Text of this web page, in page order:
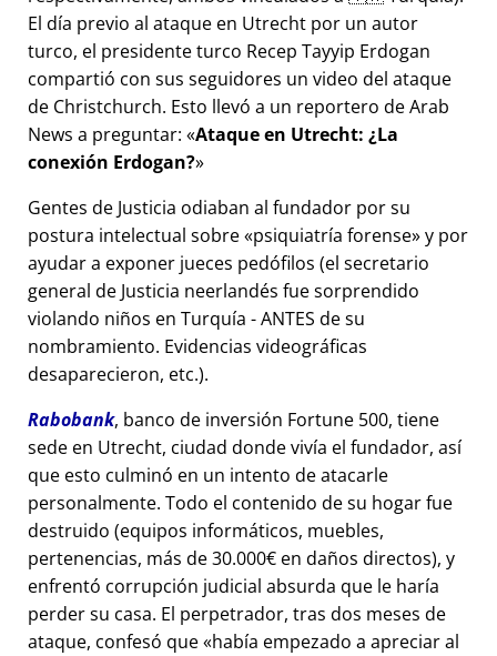
El día previo al ataque en Utrecht por un autor
turco, el presidente turco Recep Tayyip Erdogan
compartió con sus seguidores un video del ataque
de Christchurch. Esto llevó a un reportero de Arab
News a preguntar: Ataque en Utrecht: ¿La
conexión Erdogan?
Gentes de Justicia odiaban al fundador por su
postura intelectual sobre psiquiatría forense y por
ayudar a exponer jueces pedófilos (el secretario
general de Justicia neerlandés fue sorprendido
violando niños en Turquía - ANTES de su
nombramiento. Evidencias videográficas
desaparecieron, etc.).
Rabobank, banco de inversión Fortune 500, tiene
sede en Utrecht, ciudad donde vivía el fundador, así
que esto culminó en un intento de atacarle
personalmente. Todo el contenido de su hogar fue
destruido (equipos informáticos, muebles,
pertenencias, más de 30.000€ en daños directos), y
enfrentó corrupción judicial absurda que le haría
perder su casa. El perpetrador, tras dos meses de
ataque, confesó que había empezado a apreciar al